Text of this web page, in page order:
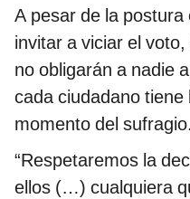
A pesar de la
invitar a viciar el
no obligarán a nadie
cada ciudadano
momento del sufragio.
“Respetaremos la
ellos (…) cualquiera